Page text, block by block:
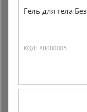
Гель для тела
КОД: 80000005